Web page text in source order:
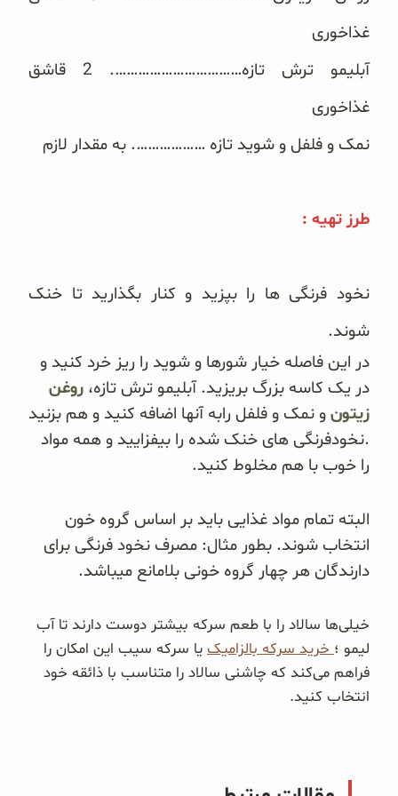
صبحانه و میان وعده
سبوس و جوانه‌ها
پک سلامتی OAB
غذاخوری‎
آبلیمو ترش تازه……………………………. 2 قاشق
غذاخوری‎
نمک و فلفل ‏و شوید تازه ………………. به مقدار لازم
طرز تهیه :‏‎
نخود فرنگی ها را بپزید و کنار بگذارید تا خنک
شوند‎.
در این فاصله خیار شورها و شوید را ریز خرد کنید و
در یک کاسه بزرگ بریزید. آبلیمو ترش تازه، روغن
زیتون
.‎نخودفرنگی های خنک شده را بیفزایید و همه مواد
را خوب با هم مخلوط کنید. ‎
البته تمام مواد غذایی باید بر اساس گروه خون
انتخاب شوند. بطور مثال: مصرف نخود فرنگی برای
دارندگان هر چهار گروه خونی بلامانع میباشد.
خیلی‌ها سالاد را با طعم سرکه بیشتر دوست دارند تا آب
لیمو ؛خرید سرکه بالزامیک یا سرکه سیب این امکان را
فراهم می‌کند که چاشنی سالاد را متناسب با ذائقه خود
انتخاب کنید.